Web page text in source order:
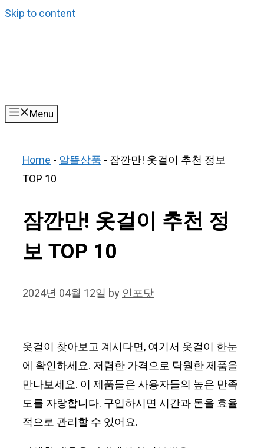
Skip to content
Menu
Home-알뜰상품- 잠깐만! 옷걸이 추천 정보
TOP 10
잠깐만! 옷걸이 추천 정
보 TOP 10
2024년 04월 12일 by인포닷
옷걸이 찾아보고 계시다면, 여기서 옷걸이 한눈
에 확인하세요. 저렴한 가격으로 탁월한 제품을
만나보세요. 이 제품들은 사용자들의 높은 만족
도를 자랑합니다. 구입하시면 시간과 돈을 효율
적으로 관리할 수 있어요.